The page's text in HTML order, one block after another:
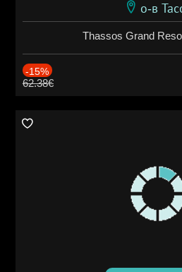
о-в
Thassos Grand
-15%
62.38€